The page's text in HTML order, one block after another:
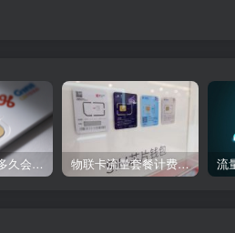
手机卡不充钱多久会被自动销户？ 物联卡流量套餐计费方式 流